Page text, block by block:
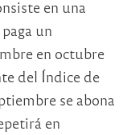
en una
un
en octubre
del Índice de
se abona
en